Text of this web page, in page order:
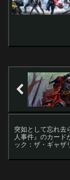
突如として忘れ去
人事件』のカード
ック：ザ・ギャザ